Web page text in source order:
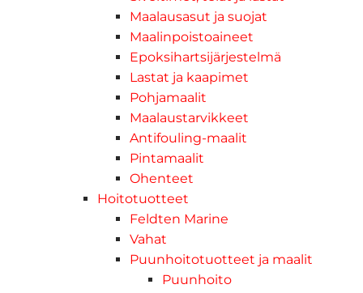
Maalausasut ja suojat
Maalinpoistoaineet
Epoksihartsijärjestelmä
Lastat ja kaapimet
Pohjamaalit
Maalaustarvikkeet
Antifouling-maalit
Pintamaalit
Ohenteet
Hoitotuotteet
Feldten Marine
Vahat
Puunhoitotuotteet ja maalit
Puunhoito